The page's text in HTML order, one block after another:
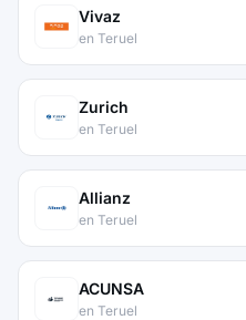
Vivaz
en Teruel
Zurich
en Teruel
Allianz
en Teruel
ACUNSA
en Teruel